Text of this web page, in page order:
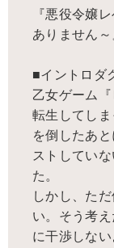
『悪役令嬢
ありません
■イントロダ
乙女ゲーム
転生してし
を倒したあ
ストしてい
た。
しかし、た
い。そう考
に干渉しな